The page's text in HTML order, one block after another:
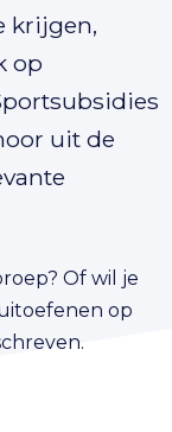
krijgen,
op
uit de
Of wil je
op